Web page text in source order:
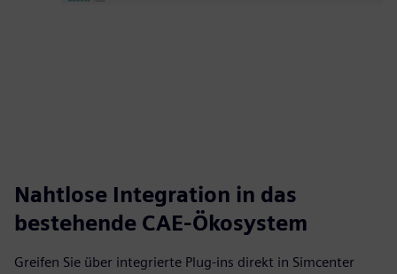
Nahtlose Integration in das
bestehende CAE-Ökosystem
Greifen Sie über integrierte Plug-ins direkt in Simcenter